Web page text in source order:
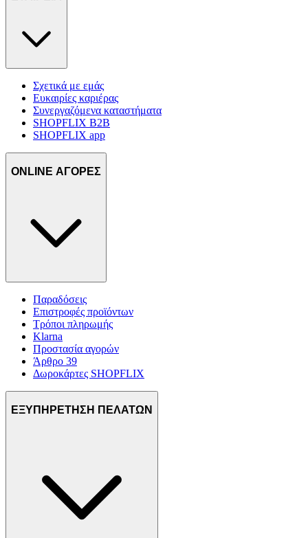
Σχετικά με εμάς
Ευκαιρίες καριέρας
Συνεργαζόμενα καταστήματα
SHOPFLIX B2B
SHOPFLIX app
ONLINE ΑΓΟΡΕΣ
Παραδόσεις
Επιστροφές προϊόντων
Τρόποι πληρωμής
Klarna
Προστασία αγορών
Άρθρο 39
Δωροκάρτες SHOPFLIX
ΕΞΥΠΗΡΕΤΗΣΗ ΠΕΛΑΤΩΝ